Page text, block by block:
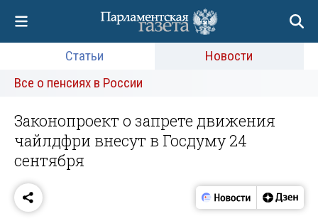
Статьи
Новости
Все о пенсиях в России
Законопроект о запрете движения
чайлдфри внесут в Госдуму 24
сентября